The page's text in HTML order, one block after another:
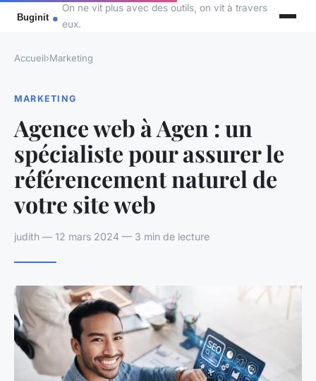
On ne vit plus avec des outils, on vit à travers
eux.
Accueil›Marketing
MARKETING
Agence web à Agen : un
spécialiste pour assurer le
référencement naturel de
votre site web
judith — 12 mars 2024 — 3 min de lecture